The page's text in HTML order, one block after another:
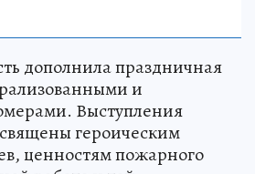
дополнила праздничная
и
Выступления
героическим
ценностям пожарного